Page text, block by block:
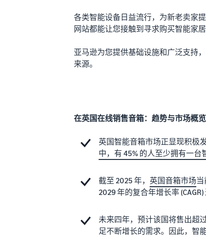
各类智能设备日益流行，为新老卖家
网站都能让您接触到寻求购买智能家
亚马逊为您提供基础设施和广泛支持
来源。
在英国在线销售音箱：趋势与市场概览
英国智能音箱市场正显现积极
中，有 45% 的人至少拥有一台
截至 2025 年， 英国音箱市场
2029 年的复合年增长率
未来四年，预计该国将售出超
足不断增长的需求。因此，智